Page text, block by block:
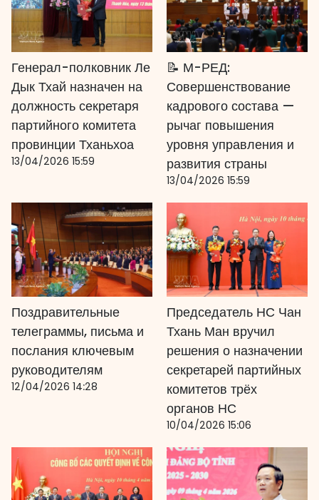
Генерал-полковник Ле
Дык Тхай назначен на
должность секретаря
партийного комитета
провинции Тханьхоа
13/04/2026 15:59
📝 М-РЕД:
Совершенствование
кадрового состава —
рычаг повышения
уровня управления и
развития страны
13/04/2026 15:59
Поздравительные
телеграммы, письма и
послания ключевым
руководителям
12/04/2026 14:28
Председатель НС Чан
Тхань Ман вручил
решения о назначении
секретарей партийных
комитетов трёх
органов НС
10/04/2026 15:06